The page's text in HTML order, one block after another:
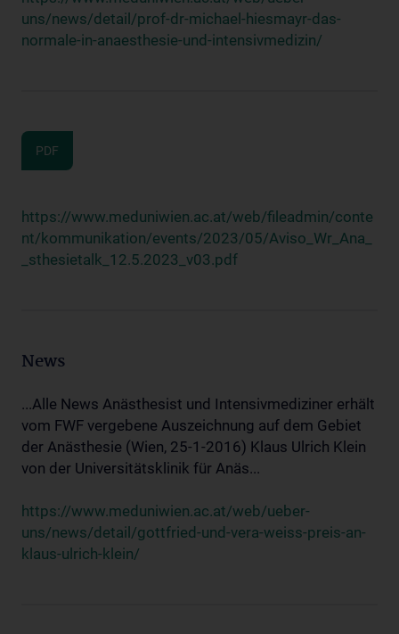
uns/news/detail/prof-dr-michael-hiesmayr-das-
normale-in-anaesthesie-und-intensivmedizin/
PDF
https://www.meduniwien.ac.at/web/fileadmin/conte
nt/kommunikation/events/2023/05/Aviso_Wr_Ana_
_sthesietalk_12.5.2023_v03.pdf
News
...Alle News Anästhesist und Intensivmediziner erhält
vom FWF vergebene Auszeichnung auf dem Gebiet
der Anästhesie (Wien, 25-1-2016) Klaus Ulrich Klein
von der Universitätsklinik für Anäs...
https://www.meduniwien.ac.at/web/ueber-
uns/news/detail/gottfried-und-vera-weiss-preis-an-
klaus-ulrich-klein/